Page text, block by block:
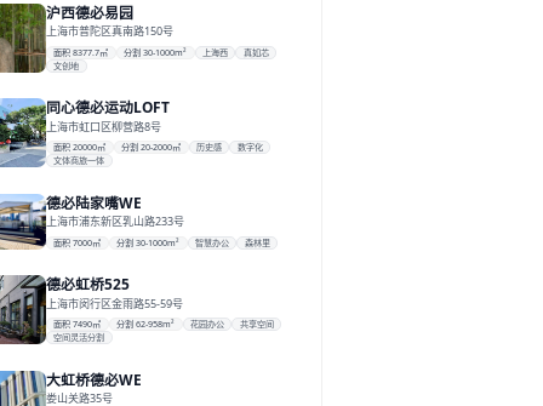
沪西德必易园
上海市普陀区真南路150号
面积 8377.7㎡ 分割 30-1000m² 上海西
真如芯
文创地
同心德必运动LOFT
上海市虹口区柳营路8号
面积 20000㎡ 分割 20-2000㎡ 历史感
数字化
文体商旅一体
德必陆家嘴WE
上海市浦东新区乳山路233号
面积 7000㎡ 分割 30-1000m² 智慧办公 森林里
德必虹桥525
上海市闵行区金雨路55-59号
面积 7490㎡ 分割 62-958m² 花园办公
共享空间
空间灵活分割
大虹桥德必WE
娄山关路35号